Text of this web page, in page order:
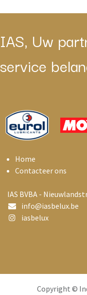
IAS, Uw
service
Home
Contacteer ons
IAS BVBA -
info@iasbelux.be
iasbelux
Copyright ©